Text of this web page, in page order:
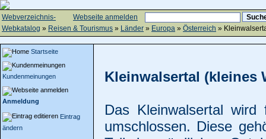
Webseite anmelden
Webverzeichnis-
Webkatalog » Reisen & Tourismus » Länder » Europa » Österreich »
Startseite
Kundenmeinungen
Anmeldung
Eintrag
ändern
Kleinwalsertal (kleines
Das Kleinwalsertal
umschlossen. Diese